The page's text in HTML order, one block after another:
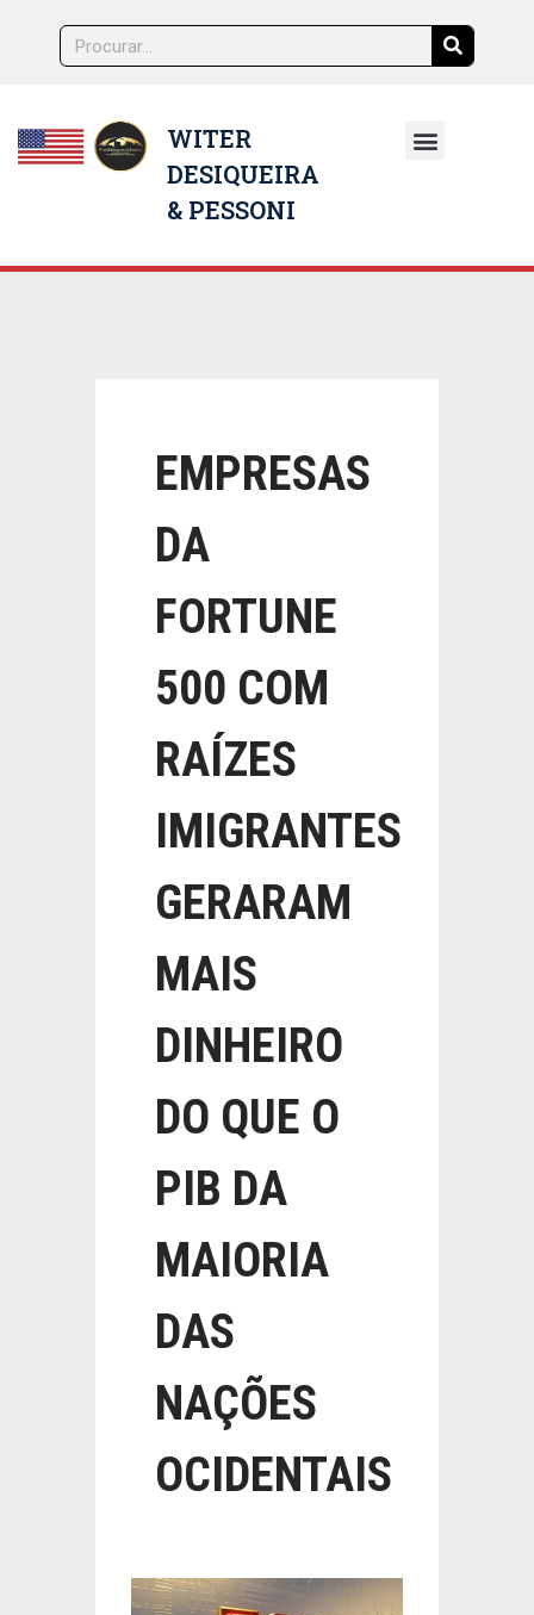
WITER
DESIQUEIRA
& PESSONI
EMPRESAS
DA
FORTUNE
500 COM
RAÍZES
IMIGRANTES
GERARAM
MAIS
DINHEIRO
DO QUE O
PIB DA
MAIORIA
DAS
NAÇÕES
OCIDENTAIS